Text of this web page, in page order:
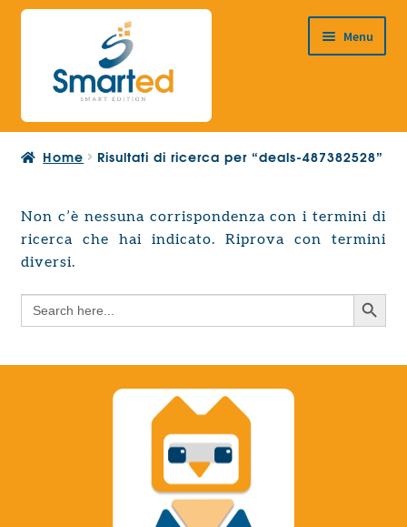
Vai
navigazione
Vai
contenuto
Menu
HOME
PRODOTTI
Espandi
il
child
PROGETTAZIONE EUROPEA
menu
child
Search
Home Risultati di ricerca per “deals-487382528”
Non c’è nessuna corrispondenza con i termini di
ricerca che hai indicato. Riprova con termini
diversi.
Search
for:
Search Button